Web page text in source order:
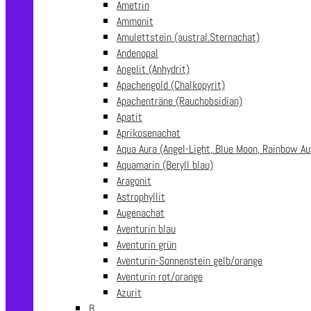
Ametrin
Ammonit
Amulettstein (austral.Sternachat)
Andenopal
Angelit (Anhydrit)
Apachengold (Chalkopyrit)
Apachenträne (Rauchobsidian)
Apatit
Aprikosenachat
Aqua Aura (Angel-Light, Blue Moon, Rainbow
Aquamarin (Beryll blau)
Aragonit
Astrophyllit
Augenachat
Aventurin blau
Aventurin grün
Aventurin-Sonnenstein gelb/orange
Aventurin rot/orange
Azurit